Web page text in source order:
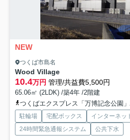
NEW
つくば市島名
Wood Village
10.4万円 管理/共益費5,500円
65.06㎡ (2LDK) /築4年 /2階建
つくばエクスプレス「万博記念公園
駐輪場 宅配ボックス インターネッ
24時間緊急通報システム
公共下水